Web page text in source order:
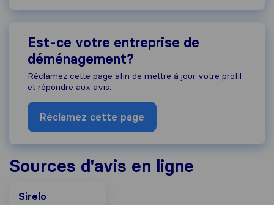
Est-ce votre entreprise de
déménagement?
Réclamez cette page afin de mettre à jour votre profil
et répondre aux avis.
Réclamez cette page
Sources d'avis en ligne
Sirelo